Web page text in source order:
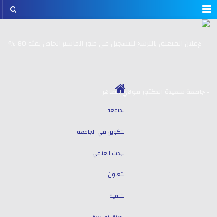
Menu
الجامعة
التكوين في الجامعة
البحث العلمي
التعاون
التنمية